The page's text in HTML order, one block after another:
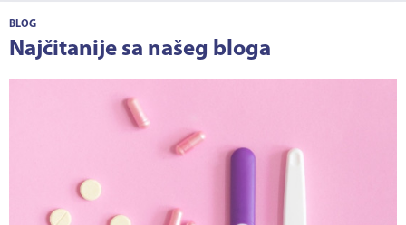
BLOG
Najčitanije sa našeg bloga